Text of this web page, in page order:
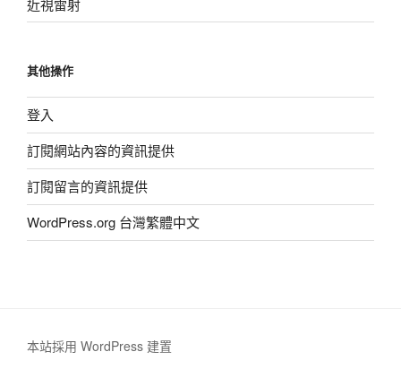
近視雷射
其他操作
登入
訂閱網站內容的資訊提供
訂閱留言的資訊提供
WordPress.org 台灣繁體中文
本站採用 WordPress 建置